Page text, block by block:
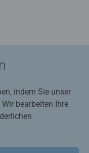
indem Sie unser
bearbeiten Ihre